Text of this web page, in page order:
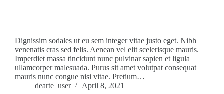
Dignissim sodales ut eu sem integer vitae justo eget. Nibh
venenatis cras sed felis. Aenean vel elit scelerisque mauris.
Imperdiet massa tincidunt nunc pulvinar sapien et ligula
ullamcorper malesuada. Purus sit amet volutpat consequat
mauris nunc congue nisi vitae. Pretium…
dearte_user
April 8, 2021